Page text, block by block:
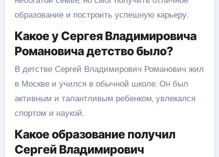
образование и построить успешную карьеру.
Какое у Сергея Владимировича
Романовича детство было?
В детстве Сергей Владимирович Романович жил
в Москве и учился в обычной школе. Он был
активным и талантливым ребенком, увлекался
спортом и наукой.
Какое образование получил
Сергей Владимирович